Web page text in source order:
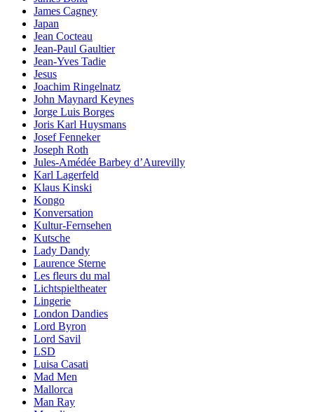
James Cagney
Japan
Jean Cocteau
Jean-Paul Gaultier
Jean-Yves Tadie
Jesus
Joachim Ringelnatz
John Maynard Keynes
Jorge Luis Borges
Joris Karl Huysmans
Josef Fenneker
Joseph Roth
Jules-Amédée Barbey d’Aurevilly
Karl Lagerfeld
Klaus Kinski
Kongo
Konversation
Kultur-Fernsehen
Kutsche
Lady Dandy
Laurence Sterne
Les fleurs du mal
Lichtspieltheater
Lingerie
London Dandies
Lord Byron
Lord Savil
LSD
Luisa Casati
Mad Men
Mallorca
Man Ray